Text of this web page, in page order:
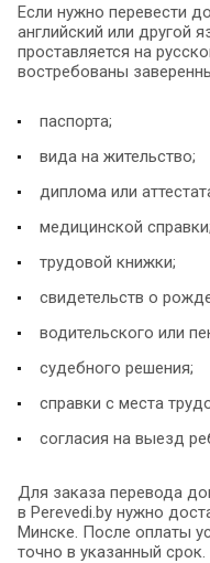
Если нужно перевести
английский или другой
проставляется на
востребованы
паспорта;
вида на жительство;
диплома или
медицинской справки;
трудовой книжки;
свидетельств о
водительского или
судебного решения;
справки с места
согласия на выезд
Для заказа перевода
в Рerevedi.by нужно
Минске. После оплаты
точно в указанный срок.